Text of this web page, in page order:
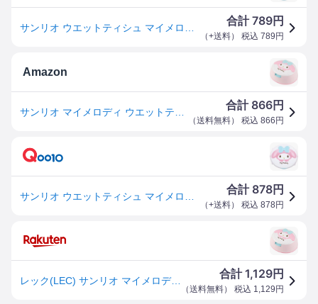
合計789円
（+送料） 税込 789 円
Amazon
合計 866円
（送料無料） 税込 866 円
合計 878円
（+送料） 税込 878 円
レック(LEC) サンリオ マイメロディ ウエットティシュ 純水99.9% ウエットティシュ 付き 送料無料
合計1,129円
（送料無料） 税込 1,129 円